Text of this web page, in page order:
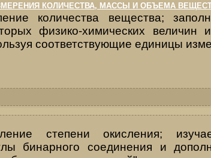
КОЛИЧЕСТВА, МАССЫ И ОБЪЕМА
количества вещества;
физико-химических величин
соответствующие единицы
степени окисления;
бинарного соединения и